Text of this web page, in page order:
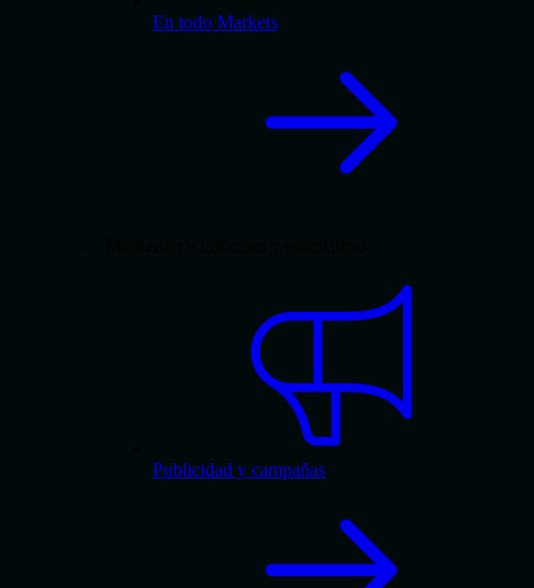
En todo Markets
Publicidad y campañas